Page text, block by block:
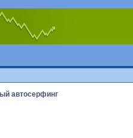
автосерфинг